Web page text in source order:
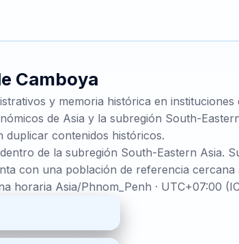
Camboya
y memoria histórica en
de Asia y la subregión South-
duplicar contenidos históricos.
de la subregión South-Eastern Asia.
con una población de referencia
horaria Asia/Phnom_Penh · UTC+07:00